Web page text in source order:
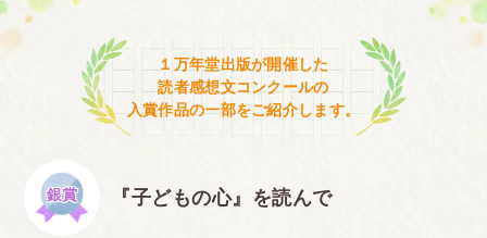
１万年堂出版が開催した
読者感想文コンクールの
入賞作品の一部をご紹介します。
銀賞 『子どもの心』を読んで